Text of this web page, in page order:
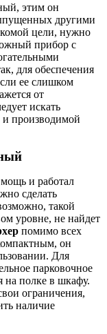
этим он
другими
цели, нужно
прибор с
для обеспечения
ее слишком
от
искать
и производимой
и работал
сделать
такой
уровне, не найдет
помимо всех
он
Для
парковочное
на полке в шкафу.
ограничения,
наличие